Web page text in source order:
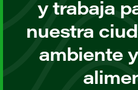
y trabaja
nuestra
ambiente